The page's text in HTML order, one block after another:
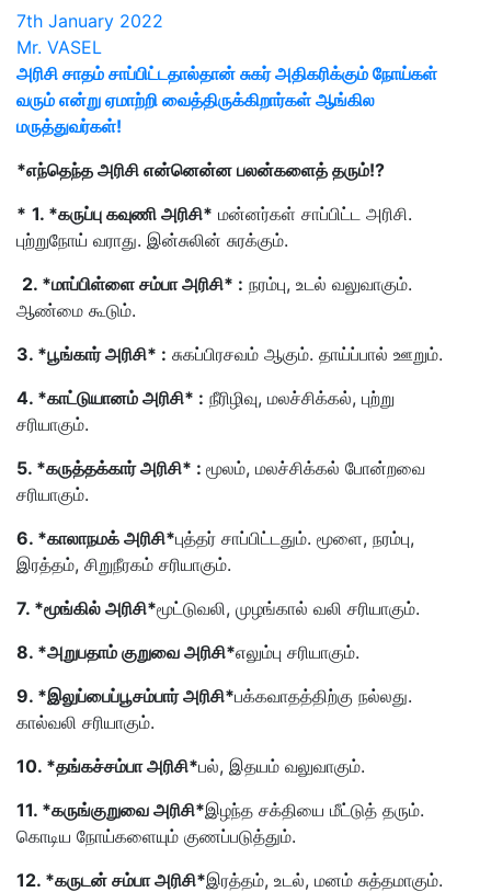
7th January 2022
Mr. VASEL
அரிசி சாதம் சாப்பிட்டதால்தான் சுகர் அதிகரிக்கும் நோய்கள்
வரும் என்று ஏமாற்றி வைத்திருக்கிறார்கள் ஆங்கில
மருத்துவர்கள்!
*எந்தெந்த அரிசி என்னென்ன பலன்களைத் தரும்!?
* 1. *கருப்பு கவுணி அரிசி* மன்னர்கள் சாப்பிட்ட அரிசி.
புற்றுநோய் வராது. இன்சுலின் சுரக்கும்.
2. *மாப்பிள்ளை சம்பா அரிசி* : நரம்பு, உடல் வலுவாகும்.
ஆண்மை கூடும்.
3. *பூங்கார் அரிசி* : சுகப்பிரசவம் ஆகும். தாய்ப்பால் ஊறும்.
4. *காட்டுயானம் அரிசி* : நீரிழிவு, மலச்சிக்கல், புற்று
சரியாகும்.
5. *கருத்தக்கார் அரிசி* : மூலம், மலச்சிக்கல் போன்றவை
சரியாகும்.
6. *காலாநமக் அரிசி*புத்தர் சாப்பிட்டதும். மூளை, நரம்பு,
இரத்தம், சிறுநீரகம் சரியாகும்.
7. *மூங்கில் அரிசி*மூட்டுவலி, முழங்கால் வலி சரியாகும்.
8. *அறுபதாம் குறுவை அரிசி*எலும்பு சரியாகும்.
9. *இலுப்பைப்பூசம்பார் அரிசி*பக்கவாதத்திற்கு நல்லது.
கால்வலி சரியாகும்.
10. *தங்கச்சம்பா அரிசி*பல், இதயம் வலுவாகும்.
11. *கருங்குறுவை அரிசி*இழந்த சக்தியை மீட்டுத் தரும்.
கொடிய நோய்களையும் குணப்படுத்தும்.
12. *கருடன் சம்பா அரிசி*இரத்தம், உடல், மனம் சுத்தமாகும்.